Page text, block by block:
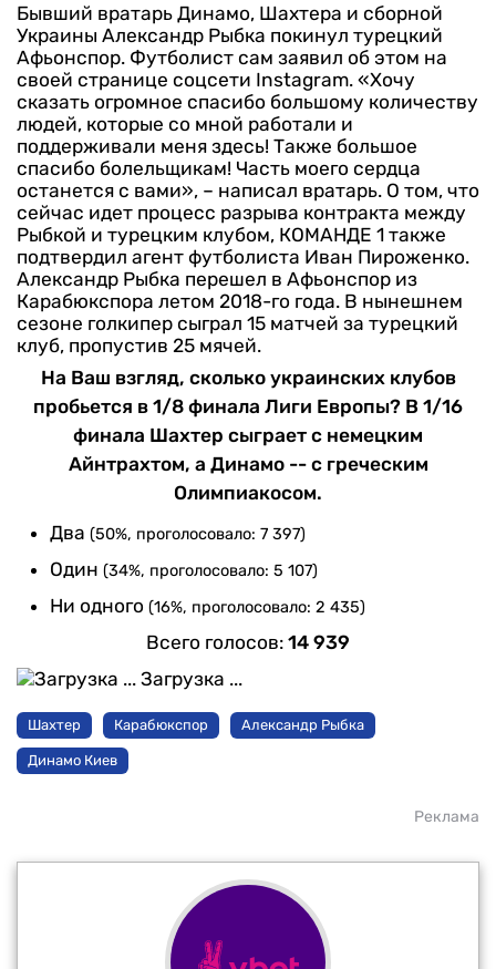
Бывший вратарь Динамо, Шахтера и сборной
Украины Александр Рыбка покинул турецкий
Афьонспор. Футболист сам заявил об этом на
своей странице соцсети Instagram. «Хочу
сказать огромное спасибо большому количеству
людей, которые со мной работали и
поддерживали меня здесь! Также большое
спасибо болельщикам! Часть моего сердца
останется с вами», – написал вратарь. О том, что
сейчас идет процесс разрыва контракта между
Рыбкой и турецким клубом, КОМАНДЕ 1 также
подтвердил агент футболиста Иван Пироженко.
Александр Рыбка перешел в Афьонспор из
Карабюкспора летом 2018-го года. В нынешнем
сезоне голкипер сыграл 15 матчей за турецкий
клуб, пропустив 25 мячей.
На Ваш взгляд, сколько украинских клубов
пробьется в 1/8 финала Лиги Европы? В 1/16
финала Шахтер сыграет с немецким
Айнтрахтом, а Динамо -- с греческим
Олимпиакосом.
Два (50%, проголосовало: 7 397)
Один (34%, проголосовало: 5 107)
Ни одного (16%, проголосовало: 2 435)
Всего голосов: 14 939
Загрузка ...
Шахтер Карабюкспор Александр Рыбка
Динамо Киев
Реклама